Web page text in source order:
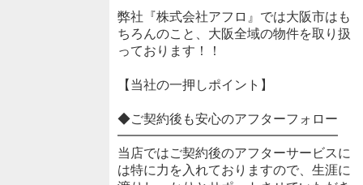
弊社『株式会社アフロ』では大阪市はも
ちろんのこと、大阪全域の物件を取り扱
っております！！
【当社の一押しポイント】
◆ご契約後も安心のアフターフォロー
━━━━━━━━━━━━━━━━━
当店ではご契約後のアフターサービスに
は特に力を入れておりますので、生涯に